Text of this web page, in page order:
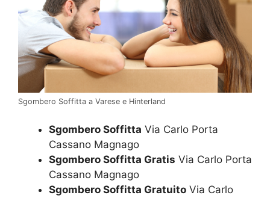
Sgombero Soffitta a Varese e Hinterland
Sgombero Soffitta Via Carlo Porta
Cassano Magnago
Sgombero Soffitta Gratis Via Carlo Porta
Cassano Magnago
Sgombero Soffitta Gratuito Via Carlo